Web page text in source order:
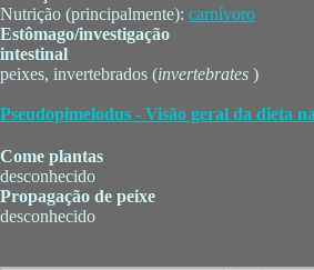
Nutrição (principalmente): carnívoro
Estômago/investigação
intestinal
peixes, invertebrados (invertebrates )
Pseudopimelodus - Visão geral da dieta
Come plantas
desconhecido
Propagação de peixe
desconhecido